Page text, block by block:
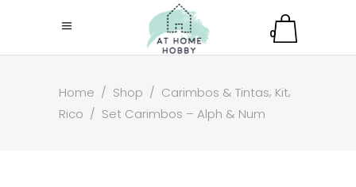
0
Home / Shop / Carimbos & Tintas, Kit,
Rico / Set Carimbos – Alph & Num